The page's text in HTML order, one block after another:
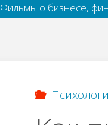
Фильмы о бизнесе,